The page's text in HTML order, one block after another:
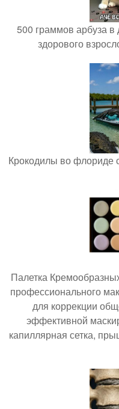
500 граммов арбуза в
здорового
Крокодилы во флориде
Палетка
профессионального
для коррекции
эффективной
капиллярная сетка,